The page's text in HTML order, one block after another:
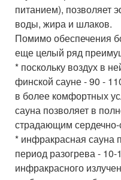
питанием), позволяет
воды, жира и шлаков.
Помимо обеспечения
еще целый ряд
* поскольку воздух в
финской сауне - 90 -
в более комфортных
сауна позволяет в
страдающим сердечно-
* инфракрасная сауна
период разогрева -
инфракрасного